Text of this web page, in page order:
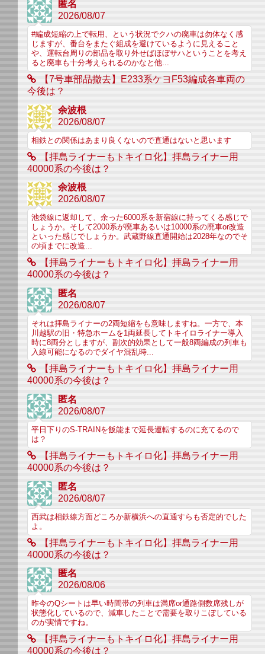
匿名
2026/08/07
#編成短縮の上で転用、という状況でクハの廃車は勿体なく感
じますが、番台をまたぐ組成を避けているように見えること
や、運転台周りの部品を取り外せばほぼサハということを考え
ると廃車も十分考えられるのかなと他...
【7号車部品撤去】E233系ケヨF53編成各車両の
今後は？
余波根
2026/08/07
相鉄との関係はあまり良くないので直通はないと思います
【拝島ライナーもトキイロ化】拝島ライナー用
40000系の今後は？
余波根
2026/08/07
池袋線に返却して、余った6000系を新宿線に持ってくる感じで
しょうか。そして2000系が廃車あるいは10000系の廃車or改造
といった感じでしょうか。武蔵野線直通開始は2028年なのでそ
の頃までに改造...
【拝島ライナーもトキイロ化】拝島ライナー用
40000系の今後は？
匿名
2026/08/07
それは拝島ライナーの2両短縮をも意味しますね。一方で、本
川越駅の旧・特急ホームを1両延長してトキイロライナー導入
時に8両分としますが、副次的効果として一般8両編成の列車も
入線可能になるのでダイヤ混乱時...
【拝島ライナーもトキイロ化】拝島ライナー用
40000系の今後は？
匿名
2026/08/07
平日下りのS-TRAINを飯能まで延長運転するのに充てるので
は？
【拝島ライナーもトキイロ化】拝島ライナー用
40000系の今後は？
匿名
2026/08/07
西武は相鉄線方面どころか新横浜への直通すらも否定的でした
よ。
【拝島ライナーもトキイロ化】拝島ライナー用
40000系の今後は？
匿名
2026/08/06
昨今のQシートは早い時間帯の列車は満席or通路側数席残しが
状態化しているので、減車したことで需要を取りこぼしている
のが実情ですね。
【拝島ライナーもトキイロ化】拝島ライナー用
40000系の今後は？